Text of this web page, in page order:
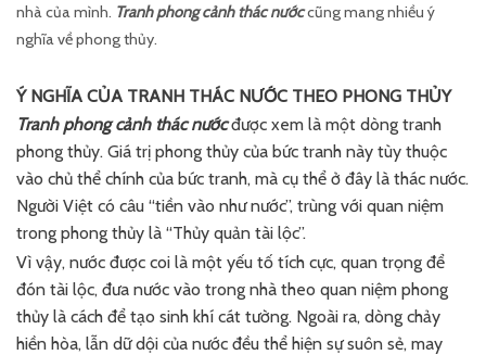
nhà của mình. Tranh phong cảnh thác nướccũng mang nhiều ý
nghĩa về phong thủy.
Ý NGHĨA CỦA TRANH THÁC NƯỚC THEO PHONG THỦY
Tranh phong cảnh thác nướcđược xem là một dòng tranh
phong thủy. Giá trị phong thủy của bức tranh này tùy thuộc
vào chủ thể chính của bức tranh, mà cụ thể ở đây là thác nước.
Người Việt có câu “tiền vào như nước”, trùng với quan niệm
trong phong thủy là “Thủy quản tài lộc”.
Vì vậy, nước được coi là một yếu tố tích cực, quan trọng để
đón tài lộc, đưa nước vào trong nhà theo quan niệm phong
thủy là cách để tạo sinh khí cát tường. Ngoài ra, dòng chảy
hiền hòa, lẫn dữ dội của nước đều thể hiện sự suôn sẻ, may